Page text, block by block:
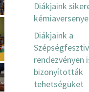
Diákjaink
Diákjaink a
rendezvényen
bizonyították
tehetségüket